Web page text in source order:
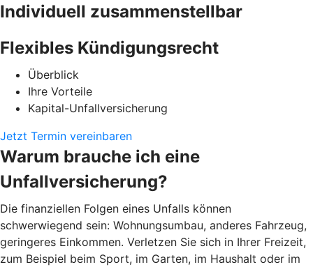
Individuell zusammenstellbar
Flexibles Kündigungsrecht
Überblick
Ihre Vorteile
Kapital-Unfallversicherung
Jetzt Termin vereinbaren
Warum brauche ich eine
Unfallversicherung?
Die finanziellen Folgen eines Unfalls können
schwerwiegend sein: Wohnungsumbau, anderes Fahrzeug,
geringeres Einkommen. Verletzen Sie sich in Ihrer Freizeit,
zum Beispiel beim Sport, im Garten, im Haushalt oder im